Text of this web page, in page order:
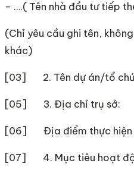
– ….( Tên nhà đầu tư tiếp
(Chỉ yêu cầu ghi tên,
khác)
[03] 2. Tên dự án/tổ
[05] 3. Địa chỉ trụ sở:
[06] Địa điểm thực hiện
[07] 4. Mục tiêu hoạt